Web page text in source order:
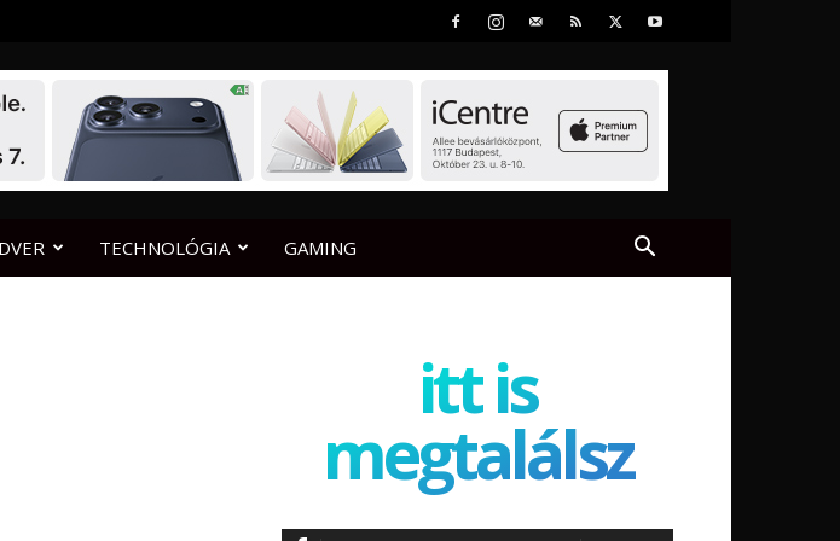
TECHNOLÓGIA GAMING
itt is
megtalálsz